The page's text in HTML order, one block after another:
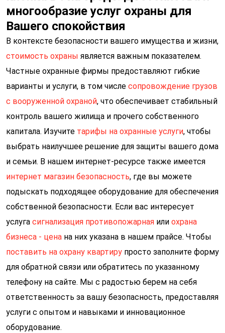
многообразие услуг охраны для
Вашего спокойствия
В контексте безопасности вашего имущества и жизни,
стоимость охраны является важным показателем.
Частные охранные фирмы предоставляют гибкие
варианты и услуги, в том числе сопровождение грузов
с вооруженной охраной, что обеспечивает стабильный
контроль вашего жилища и прочего собственного
капитала. Изучите тарифы на охранные услуги, чтобы
выбрать наилучшее решение для защиты вашего дома
и семьи. В нашем интернет-ресурсе также имеется
интернет магазин безопасность, где вы можете
подыскать подходящее оборудование для обеспечения
собственной безопасности. Если вас интересует
услуга сигнализация противопожарная или охрана
бизнеса - цена на них указана в нашем прайсе. Чтобы
поставить на охрану квартиру просто заполните форму
для обратной связи или обратитесь по указанному
телефону на сайте. Мы с радостью берем на себя
ответственность за вашу безопасность, предоставляя
услуги с опытом и навыками и инновационное
оборудование.